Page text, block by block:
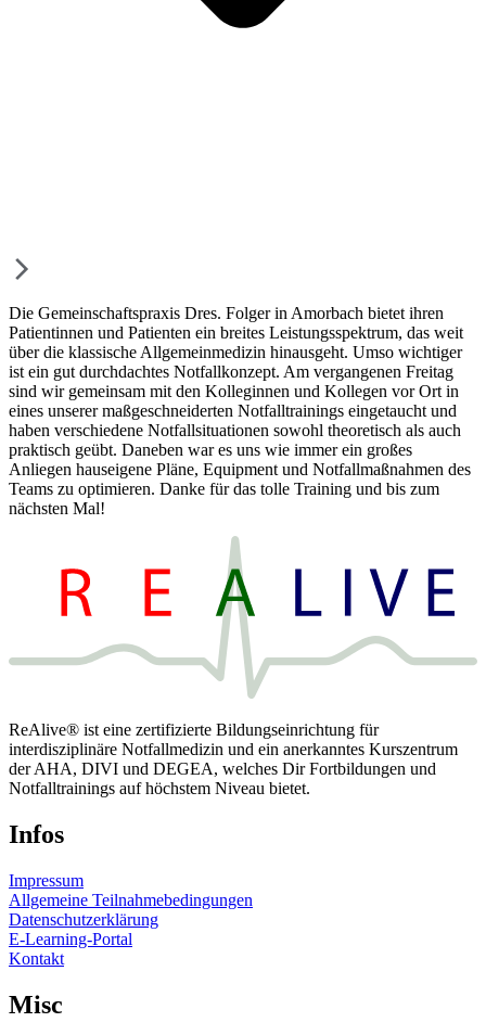
Die Gemeinschaftspraxis Dres. Folger in Amorbach bietet ihren
Patientinnen und Patienten ein breites Leistungsspektrum, das weit
über die klassische Allgemeinmedizin hinausgeht. Umso wichtiger
ist ein gut durchdachtes Notfallkonzept. Am vergangenen Freitag
sind wir gemeinsam mit den Kolleginnen und Kollegen vor Ort in
eines unserer maßgeschneiderten Notfalltrainings eingetaucht und
haben verschiedene Notfallsituationen sowohl theoretisch als auch
praktisch geübt. Daneben war es uns wie immer ein großes
Anliegen hauseigene Pläne, Equipment und Notfallmaßnahmen des
Teams zu optimieren. Danke für das tolle Training und bis zum
nächsten Mal!
ReAlive® ist eine zertifizierte Bildungseinrichtung für
interdisziplinäre Notfallmedizin und ein anerkanntes Kurszentrum
der AHA, DIVI und DEGEA, welches Dir Fortbildungen und
Notfalltrainings auf höchstem Niveau bietet.
Infos
Impressum
Allgemeine Teilnahmebedingungen
Datenschutzerklärung
E-Learning-Portal
Kontakt
Misc